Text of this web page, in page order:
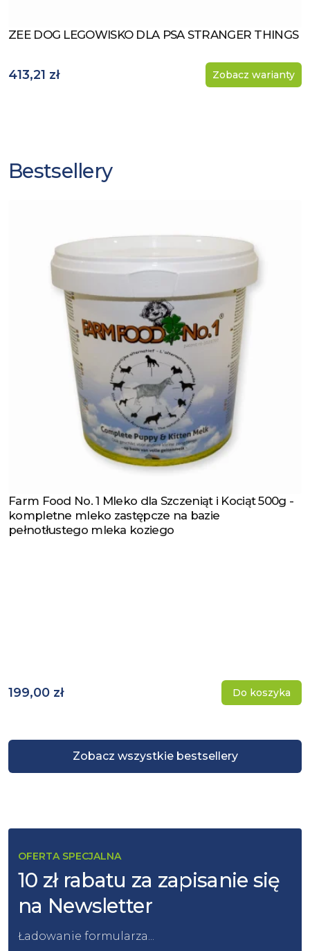
Zobacz produkt
ZEE DOG LEGOWISKO DLA PSA STRANGER THINGS
413,21 zł Zobacz warianty
Bestsellery
Zobacz wszystkie bestsellery
Zobacz produkt
Farm Food No. 1 Mleko dla Szczeniąt i Kociąt 500g -
kompletne mleko zastępcze na bazie
pełnotłustego mleka koziego
199,00 zł Do koszyka
OFERTA SPECJALNA
10 zł rabatu za zapisanie się
na Newsletter
Ładowanie formularza...